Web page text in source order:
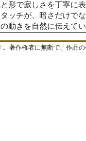
形で寂しさを丁寧に
ッチが、暗さだけで
動きを自然に伝えて
著作権者に無断で、作品